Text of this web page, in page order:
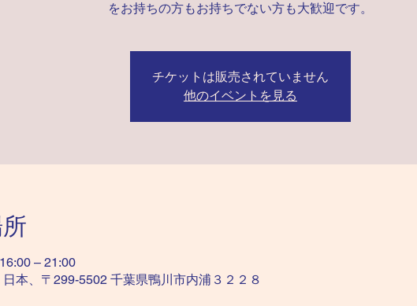
をお持ちの方もお持ちでない方も大歓迎です。
チケットは販売されていません
他のイベントを見る
– 21:00
本、〒299-5502 千葉県鴨川市内浦３２２８